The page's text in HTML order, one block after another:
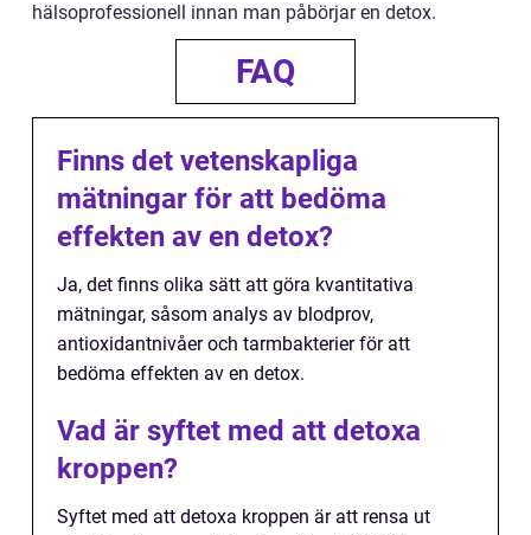
hälsoprofessionell innan man påbörjar en detox.
FAQ
Finns det vetenskapliga
mätningar för att bedöma
effekten av en detox?
Ja, det finns olika sätt att göra kvantitativa
mätningar, såsom analys av blodprov,
antioxidantnivåer och tarmbakterier för att
bedöma effekten av en detox.
Vad är syftet med att detoxa
kroppen?
Syftet med att detoxa kroppen är att rensa ut